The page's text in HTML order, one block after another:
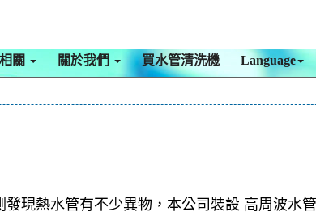
關 關於我們 買水管清洗機 Language
現熱水管有不少異物，本公司裝設 高周波水